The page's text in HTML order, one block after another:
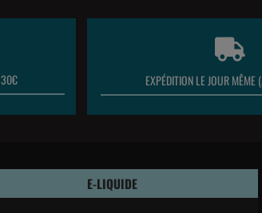
30€ EXPÉDITION LE JOUR MÊME
E-LIQUIDE